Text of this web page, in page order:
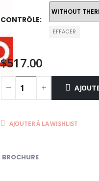
CONTRÔLE
EFFACER
$517.00
AJOUTER À LA WISHLIST
BROCHURE